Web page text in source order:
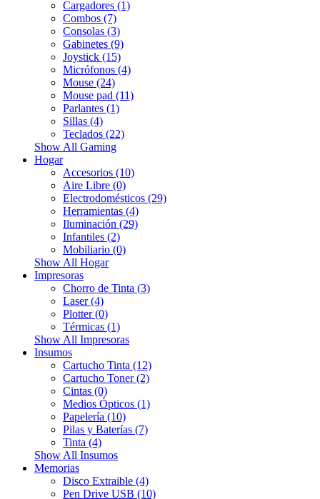
Cargadores (1)
Combos (7)
Consolas (3)
Gabinetes (9)
Joystick (15)
Micrófonos (4)
Mouse (24)
Mouse pad (11)
Parlantes (1)
Sillas (4)
Teclados (22)
Show All Gaming
Hogar
Accesorios (10)
Aire Libre (0)
Electrodomésticos (29)
Herramientas (4)
Iluminación (29)
Infantiles (2)
Mobiliario (0)
Show All Hogar
Impresoras
Chorro de Tinta (3)
Laser (4)
Plotter (0)
Térmicas (1)
Show All Impresoras
Insumos
Cartucho Tinta (12)
Cartucho Toner (2)
Cintas (0)
Medios Ópticos (1)
Papelería (10)
Pilas y Baterías (7)
Tinta (4)
Show All Insumos
Memorias
Disco Extraible (4)
Pen Drive USB (10)